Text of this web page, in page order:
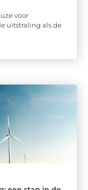
voor
uitstraling als de